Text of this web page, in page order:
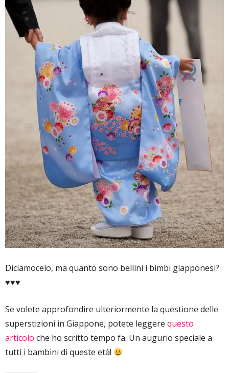
Diciamocelo, ma quanto sono bellini i bimbi giapponesi?
♥♥♥
Se volete approfondire ulteriormente la questione delle
superstizioni in Giappone, potete leggere questo
articolo che ho scritto tempo fa. Un augurio speciale a
tutti i bambini di queste età!